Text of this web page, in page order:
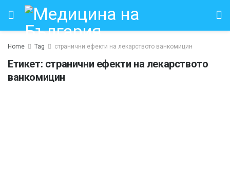
Home Tag странични ефекти на лекарството ванкомицин
Етикет: странични ефекти на лекарството
ванкомицин